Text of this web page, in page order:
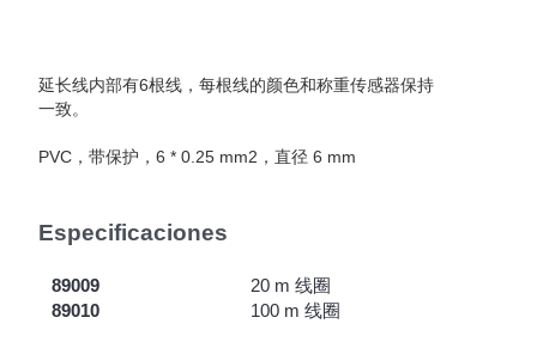
延长线内部有6根线，每根线的颜色和称重传感器保持
一致。
PVC，带保护，6 * 0.25 mm2，直径 6 mm
Especificaciones
89009
20 m 线圈
89010
100 m 线圈